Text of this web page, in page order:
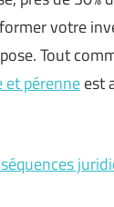
votre
Tout
et pérenneest